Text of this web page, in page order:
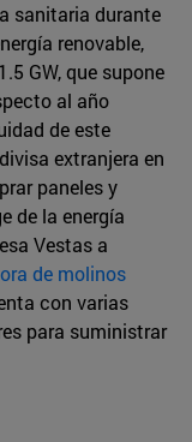
sanitaria durante
renovable,
GW, que supone
al año
de este
extranjera en
paneles y
de la energía
Vestas a
de molinos
con varias
para suministrar